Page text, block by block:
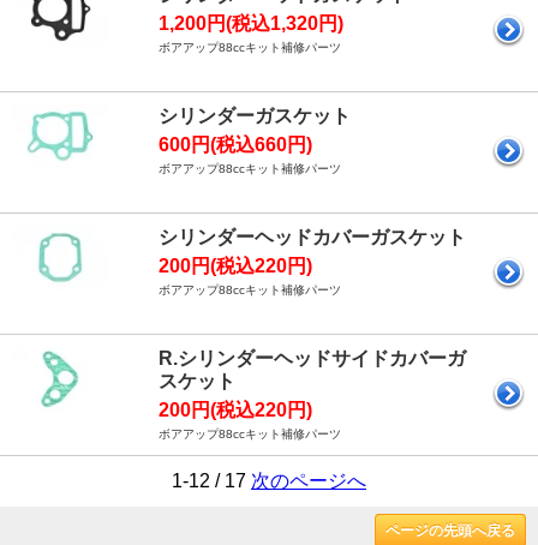
1,200円(税込1,320円)
ボアアップ88ccキット補修パーツ
シリンダーガスケット
600円(税込660円)
ボアアップ88ccキット補修パーツ
シリンダーヘッドカバーガスケット
200円(税込220円)
ボアアップ88ccキット補修パーツ
R.シリンダーヘッドサイドカバーガ
スケット
200円(税込220円)
ボアアップ88ccキット補修パーツ
1-12 / 17 次のページへ
ページの先頭へ戻る